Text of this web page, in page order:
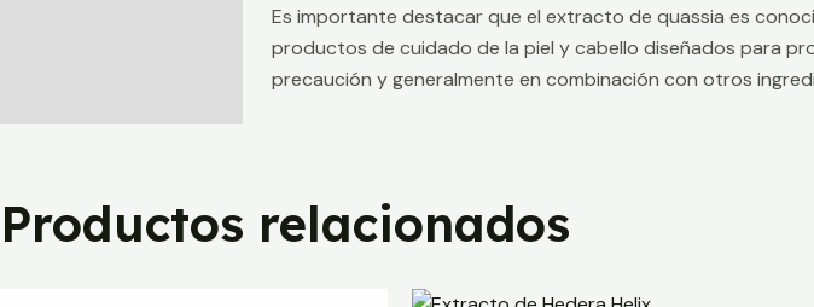
Es importante destacar que el extracto de quassia es
productos de cuidado de la piel y cabello diseñados para
precaución y generalmente en combinación con otros
Productos relacionados